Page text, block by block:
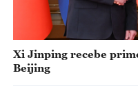
Xi Jinping recebe
Beijing